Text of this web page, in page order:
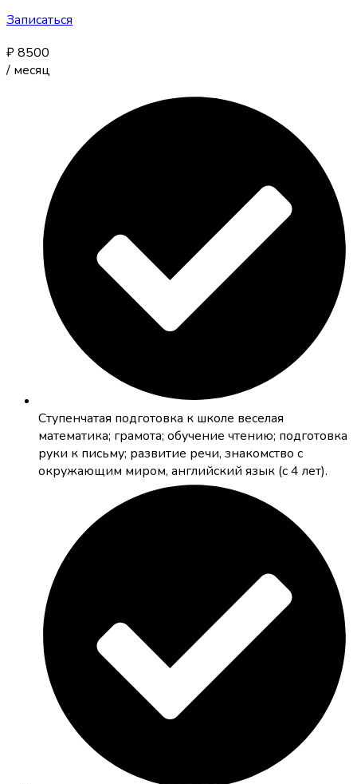
Записаться
₽8500
/ месяц
Cтупенчатая подготовка к школе веселая
математика; грамота; обучение чтению; подготовка
руки к письму; развитие речи, знакомство с
окружающим миром, английский язык (с 4 лет).